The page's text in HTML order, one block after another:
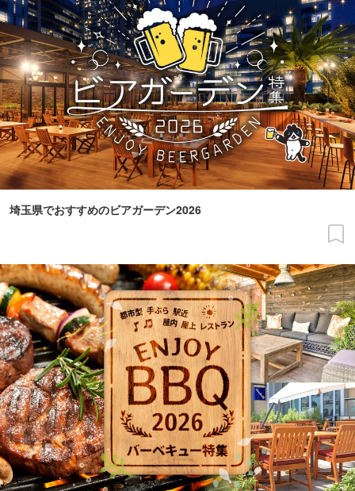
埼玉県でおすすめのビアガーデン2026